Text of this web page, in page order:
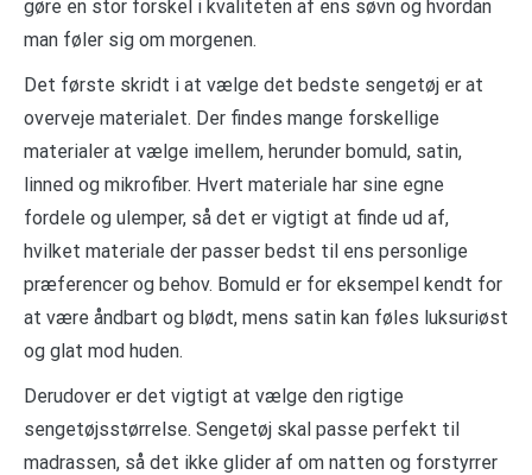
gøre en stor forskel i kvaliteten af ens søvn og hvordan
man føler sig om morgenen.
Det første skridt i at vælge det bedste sengetøj er at
overveje materialet. Der findes mange forskellige
materialer at vælge imellem, herunder bomuld, satin,
linned og mikrofiber. Hvert materiale har sine egne
fordele og ulemper, så det er vigtigt at finde ud af,
hvilket materiale der passer bedst til ens personlige
præferencer og behov. Bomuld er for eksempel kendt for
at være åndbart og blødt, mens satin kan føles luksuriøst
og glat mod huden.
Derudover er det vigtigt at vælge den rigtige
sengetøjsstørrelse. Sengetøj skal passe perfekt til
madrassen, så det ikke glider af om natten og forstyrrer